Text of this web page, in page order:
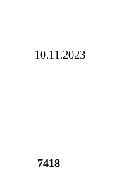
10.11.2023
7418